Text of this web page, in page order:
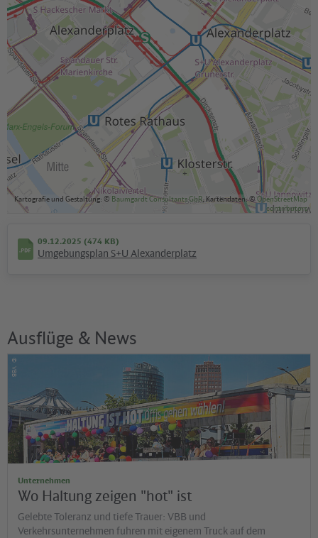
Kartografie und Gestaltung: © Baumgardt Consultants GbR , Kartendaten: ©OpenStreetMap
contributors
09.12.2025 (474 KB)
Umgebungsplan S+U Alexanderplatz
Ausflüge & News
©
VBB
Unternehmen
Wo Haltung zeigen "hot" ist
Gelebte Toleranz und tiefe Trauer: VBB und
Verkehrsunternehmen fuhren mit eigenem Truck auf dem